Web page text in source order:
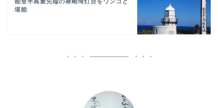
能登半島最先端の禄剛埼灯台をワンコと
堪能